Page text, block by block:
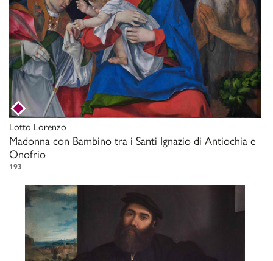
Lotto Lorenzo
Madonna con Bambino tra i Santi Ignazio di Antiochia e
Onofrio
193